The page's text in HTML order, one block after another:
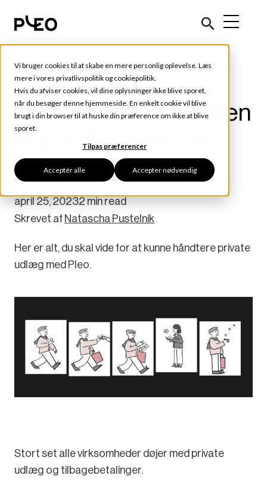
Vi bruger cookies til at skabe en mere personlig oplevelse. Læs
mere i vores privatlivspolitik og cookiepolitik.
Hvis du afviser cookies, vil dine oplysninger ikke blive sporet,
når du besøger denne hjemmeside. En enkelt cookie vil blive
brugt i din browser til at huske din præference om ikke at blive
sporet.
Tilpas præferencer
Acceptér alle Accepter nødvendig
Kundehistorier
Pleo gør det let som en
leg at tilbagebetale
private udlæg
april 25, 20232 min read
Skrevet af Natascha Pustelnik
Her er alt, du skal vide for at kunne håndtere private
udlæg med Pleo.
Stort set alle virksomheder døjer med private
udlæg og tilbagebetalinger.